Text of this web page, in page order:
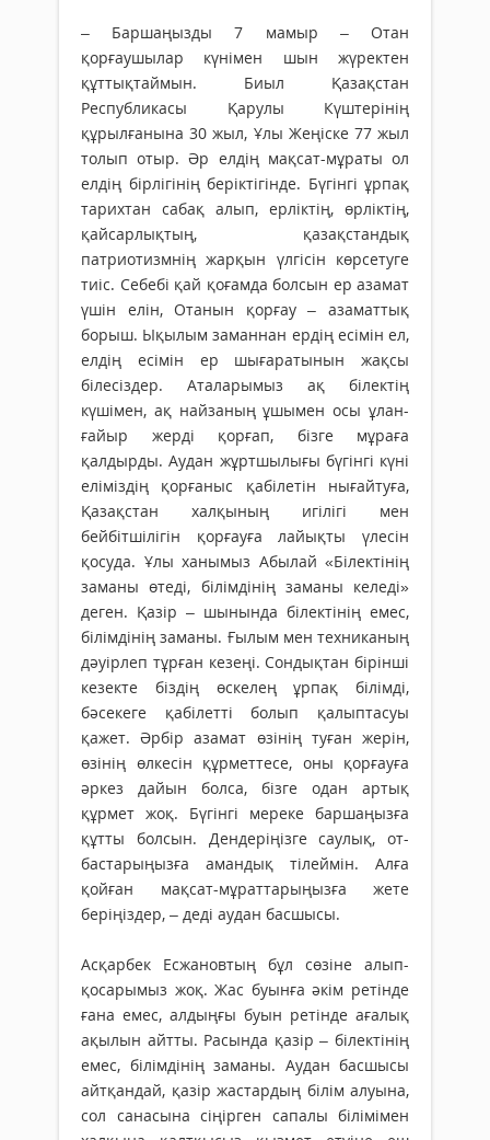
– Баршаңызды 7 мамыр – Отан
қорғаушылар күнімен шын жү­ректен
құттықтаймын. Биыл Қа­зақстан
Республикасы Қарулы Күштерінің
құрылғанына 30 жыл, Ұлы Жеңіске 77 жыл
толып отыр. Әр елдің мақсат-мұраты ол
елдің бірлігінің беріктігінде. Бүгінгі ұр­пақ
тарихтан сабақ алып, ер­ліктің, өрліктің,
қайсарлықтың, қа­­­зақстандық
патриотизмнің жар­­­қын үлгісін көрсетуге
тиіс. Се­­бебі қай қоғамда болсын ер аза­мат
үшін елін, Отанын қорғау – азаматтық
борыш. Ықылым за­ман­нан ердің есімін ел,
елдің есімін ер шығаратынын жақсы
білесіздер. Аталарымыз ақ білек­тің
күшімен, ақ найзаның ұшы­мен осы ұлан-
ғайыр жерді қор­ғап, бізге мұраға
қалдырды. Аудан жұртшылығы бүгінгі күні
елі­міздің қорғаныс қабілетін ны­ғай­туға,
Қазақстан халқының игі­лігі мен
бейбітшілігін қорғауға лайық­ты үлесін
қосуда. Ұлы ханымыз Абылай «Білектінің
заманы өтеді, білімдінің заманы келеді»
деген. Қазір – шынында білектінің емес,
білімдінің за­ма­ны. Ғылым мен техниканың
дәуірлеп тұрған кезеңі. Сондық­тан бірінші
кезекте біздің өскелең ұрпақ білімді,
бәсекеге қабілетті болып қалыптасуы
қажет. Әр­бір азамат өзінің туған жерін,
өзінің өлкесін құрметтесе, оны қор­ғауға
әркез дайын болса, бізге одан артық
құрмет жоқ. Бү­гінгі мереке баршаңызға
құтты болсын. Дендеріңізге саулық, от­­
бастарыңызға амандық ті­лей­мін. Алға
қойған мақсат-мұрат­та­рыңызға жете
беріңіздер, – деді аудан басшысы.
Асқарбек Есжановтың бұл сөзіне алып-
қосарымыз жоқ. Жас буынға әкім ретінде
ғана емес, ал­дыңғы буын ретінде ағалық
ақылын айтты. Расында қазір – білектінің
емес, білімдінің заманы. Аудан басшысы
айтқандай, қазір жастардың білім алуына,
сол санасына сіңірген сапалы білі­мімен